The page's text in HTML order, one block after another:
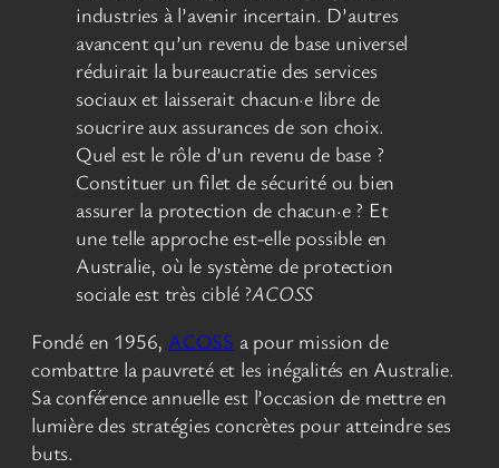
industries à l’avenir incertain. D’autres
avancent qu’un revenu de base universel
réduirait la bureaucratie des services
sociaux et laisserait chacun·e libre de
soucrire aux assurances de son choix.
Quel est le rôle d’un revenu de base ?
Constituer un filet de sécurité ou bien
assurer la protection de chacun·e ? Et
une telle approche est-elle possible en
Australie, où le système de protection
sociale est très ciblé ?ACOSS
Fondé en 1956, ACOSS a pour mission de
combattre la pauvreté et les inégalités en Australie.
Sa conférence annuelle est l’occasion de mettre en
lumière des stratégies concrètes pour atteindre ses
buts.